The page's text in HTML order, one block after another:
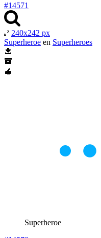
#14571
240x242 px
Superheroe en Superheroes
Superheroe